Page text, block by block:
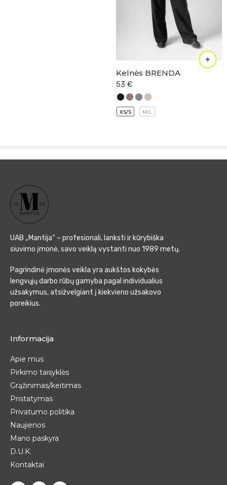
Kelnės BRENDA
53 €
XS/S M/L
UAB „Mantija“ – profesionali, lanksti ir kūrybiška
siuvimo įmonė, savo veiklą vystanti nuo 1989 metų.
Pagrindinė įmonės veikla yra aukštos kokybės
lengvųjų darbo rūbų gamyba pagal individualius
užsakymus, atsižvelgiant į kiekvieno užsakovo
poreikius.
Informacija
Apie mus
Pirkimo taisyklės
Grąžinimas/keitimas
Pristatymas
Privatumo politika
Naujienos
Mano paskyra
D.U.K.
Kontaktai